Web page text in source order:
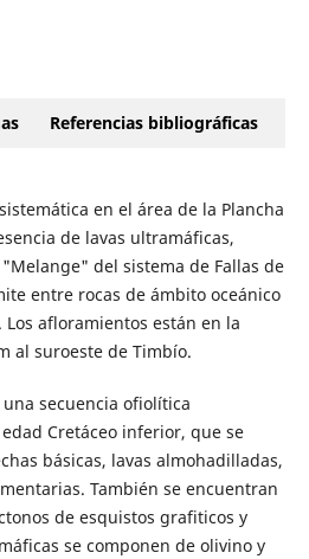
Referencias bibliográficas
en el área de la Plancha
de lavas ultramáficas,
del sistema de Fallas de
entre rocas de ámbito oceánico
afloramientos están en la
al suroeste de Timbío.
secuencia ofiolítica
Cretáceo inferior, que se
básicas, lavas almohadilladas,
También se encuentran
de esquistos grafiticos y
se componen de olivino y